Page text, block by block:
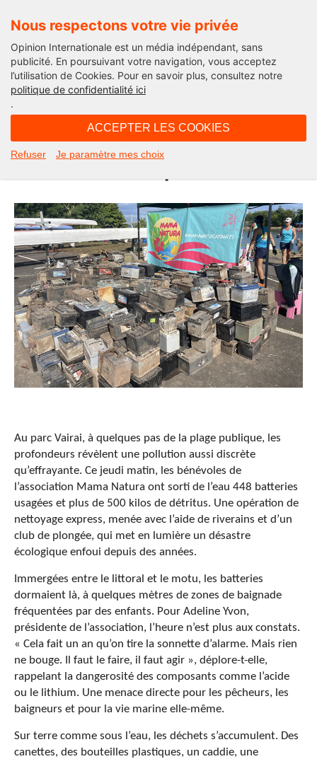
Nous respectons votre vie privée
Opinion Internationale est un média indépendant, sans
publicité. En poursuivant votre navigation, vous acceptez
l’utilisation de Cookies. Pour en savoir plus, consultez notre
politique de confidentialité ici
.
ACCEPTER LES COOKIES
Refuser Je paramètre mes choix
Opinion Outre-Mer
Tahiti : 448 batteries et 500 kg de
Au parc Vairai, à quelques pas de la plage publique, les
profondeurs révèlent une pollution aussi discrète
qu’effrayante. Ce jeudi matin, les bénévoles de
l’association Mama Natura ont sorti de l’eau 448 batteries
usagées et plus de 500 kilos de détritus. Une opération de
nettoyage express, menée avec l’aide de riverains et d’un
club de plongée, qui met en lumière un désastre
écologique enfoui depuis des années.
Immergées entre le littoral et le motu, les batteries
dormaient là, à quelques mètres de zones de baignade
fréquentées par des enfants. Pour Adeline Yvon,
présidente de l’association, l’heure n’est plus aux constats.
« Cela fait un an qu’on tire la sonnette d’alarme. Mais rien
ne bouge. Il faut le faire, il faut agir », déplore-t-elle,
rappelant la dangerosité des composants comme l’acide
ou le lithium. Une menace directe pour les pêcheurs, les
baigneurs et pour la vie marine elle-même.
Sur terre comme sous l’eau, les déchets s’accumulent. Des
canettes, des bouteilles plastiques, un caddie, une